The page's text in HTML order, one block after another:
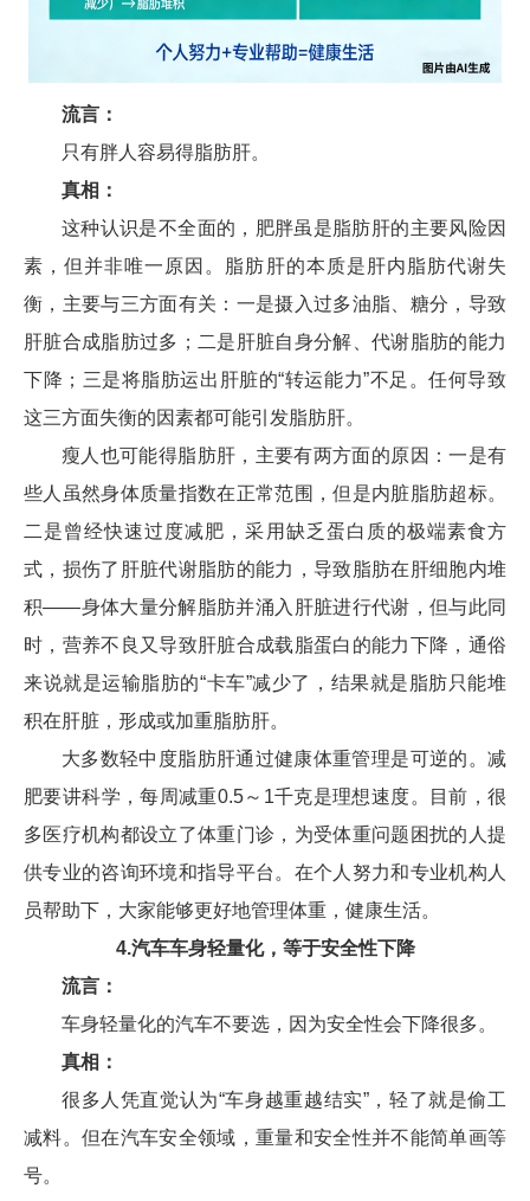
流言：
只有胖人容易得脂肪肝。
真相：
这种认识是不全面的，肥胖虽是脂肪肝的主要风险因
素，但并非唯一原因。脂肪肝的本质是肝内脂肪代谢失
衡，主要与三方面有关：一是摄入过多油脂、糖分，导致
肝脏合成脂肪过多；二是肝脏自身分解、代谢脂肪的能力
下降；三是将脂肪运出肝脏的“转运能力”不足。任何导致
这三方面失衡的因素都可能引发脂肪肝。
瘦人也可能得脂肪肝，主要有两方面的原因：一是有
些人虽然身体质量指数在正常范围，但是内脏脂肪超标。
二是曾经快速过度减肥，采用缺乏蛋白质的极端素食方
式，损伤了肝脏代谢脂肪的能力，导致脂肪在肝细胞内堆
积——身体大量分解脂肪并涌入肝脏进行代谢，但与此同
时，营养不良又导致肝脏合成载脂蛋白的能力下降，通俗
来说就是运输脂肪的“卡车”减少了，结果就是脂肪只能堆
积在肝脏，形成或加重脂肪肝。
大多数轻中度脂肪肝通过健康体重管理是可逆的。减
肥要讲科学，每周减重0.5～1千克是理想速度。目前，很
多医疗机构都设立了体重门诊，为受体重问题困扰的人提
供专业的咨询环境和指导平台。在个人努力和专业机构人
员帮助下，大家能够更好地管理体重，健康生活。
4.汽车车身轻量化，等于安全性下降
流言：
车身轻量化的汽车不要选，因为安全性会下降很多。
真相：
很多人凭直觉认为“车身越重越结实”，轻了就是偷工
减料。但在汽车安全领域，重量和安全性并不能简单画等
号。